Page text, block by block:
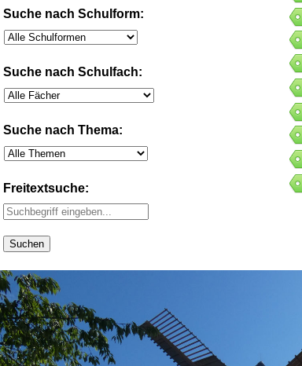
Suche nach Schulform:
Suche nach Schulfach:
Suche nach Thema:
Freitextsuche: